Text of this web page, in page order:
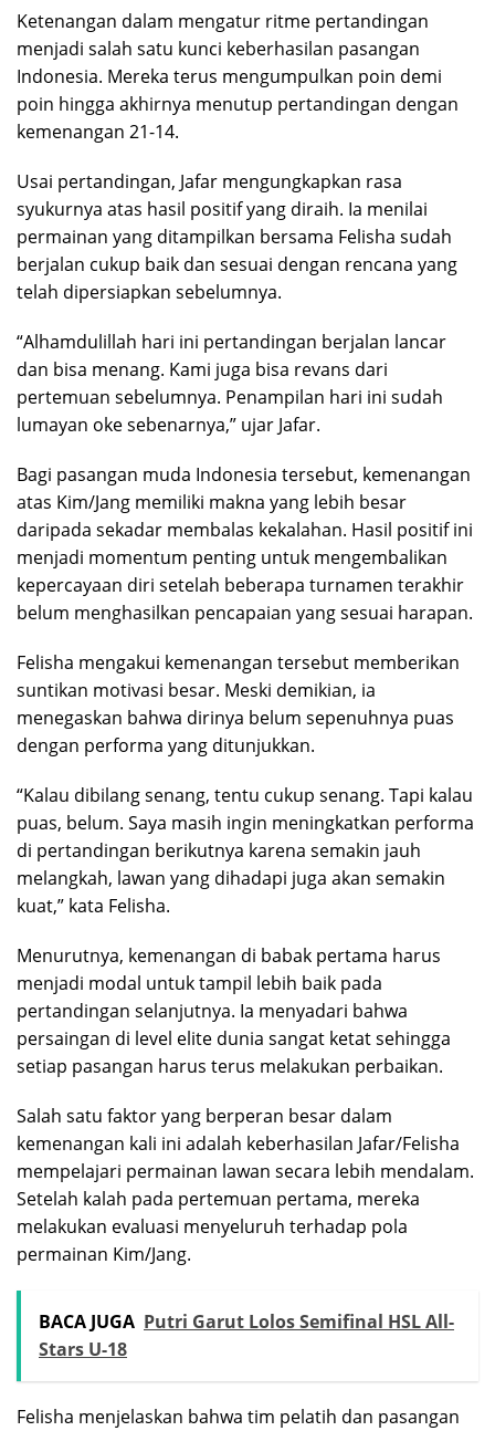
Ketenangan dalam mengatur ritme pertandingan
menjadi salah satu kunci keberhasilan pasangan
Indonesia. Mereka terus mengumpulkan poin demi
poin hingga akhirnya menutup pertandingan dengan
kemenangan 21-14.
Usai pertandingan, Jafar mengungkapkan rasa
syukurnya atas hasil positif yang diraih. Ia menilai
permainan yang ditampilkan bersama Felisha sudah
berjalan cukup baik dan sesuai dengan rencana yang
telah dipersiapkan sebelumnya.
“Alhamdulillah hari ini pertandingan berjalan lancar
dan bisa menang. Kami juga bisa revans dari
pertemuan sebelumnya. Penampilan hari ini sudah
lumayan oke sebenarnya,” ujar Jafar.
Bagi pasangan muda Indonesia tersebut, kemenangan
atas Kim/Jang memiliki makna yang lebih besar
daripada sekadar membalas kekalahan. Hasil positif ini
menjadi momentum penting untuk mengembalikan
kepercayaan diri setelah beberapa turnamen terakhir
belum menghasilkan pencapaian yang sesuai harapan.
Felisha mengakui kemenangan tersebut memberikan
suntikan motivasi besar. Meski demikian, ia
menegaskan bahwa dirinya belum sepenuhnya puas
dengan performa yang ditunjukkan.
“Kalau dibilang senang, tentu cukup senang. Tapi kalau
puas, belum. Saya masih ingin meningkatkan performa
di pertandingan berikutnya karena semakin jauh
melangkah, lawan yang dihadapi juga akan semakin
kuat,” kata Felisha.
Menurutnya, kemenangan di babak pertama harus
menjadi modal untuk tampil lebih baik pada
pertandingan selanjutnya. Ia menyadari bahwa
persaingan di level elite dunia sangat ketat sehingga
setiap pasangan harus terus melakukan perbaikan.
Salah satu faktor yang berperan besar dalam
kemenangan kali ini adalah keberhasilan Jafar/Felisha
mempelajari permainan lawan secara lebih mendalam.
Setelah kalah pada pertemuan pertama, mereka
melakukan evaluasi menyeluruh terhadap pola
permainan Kim/Jang.
BACA JUGA Putri Garut Lolos Semifinal HSL All-
Stars U-18
Felisha menjelaskan bahwa tim pelatih dan pasangan